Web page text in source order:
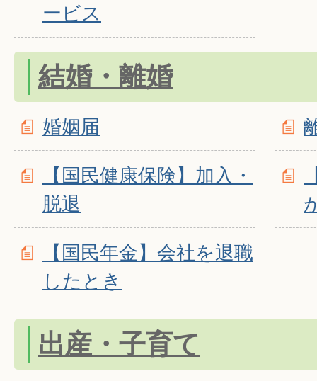
ービス
結婚・離婚
婚姻届
【国民健康保険】加入・
脱退
【国民年金】会社を退職
したとき
出産・子育て